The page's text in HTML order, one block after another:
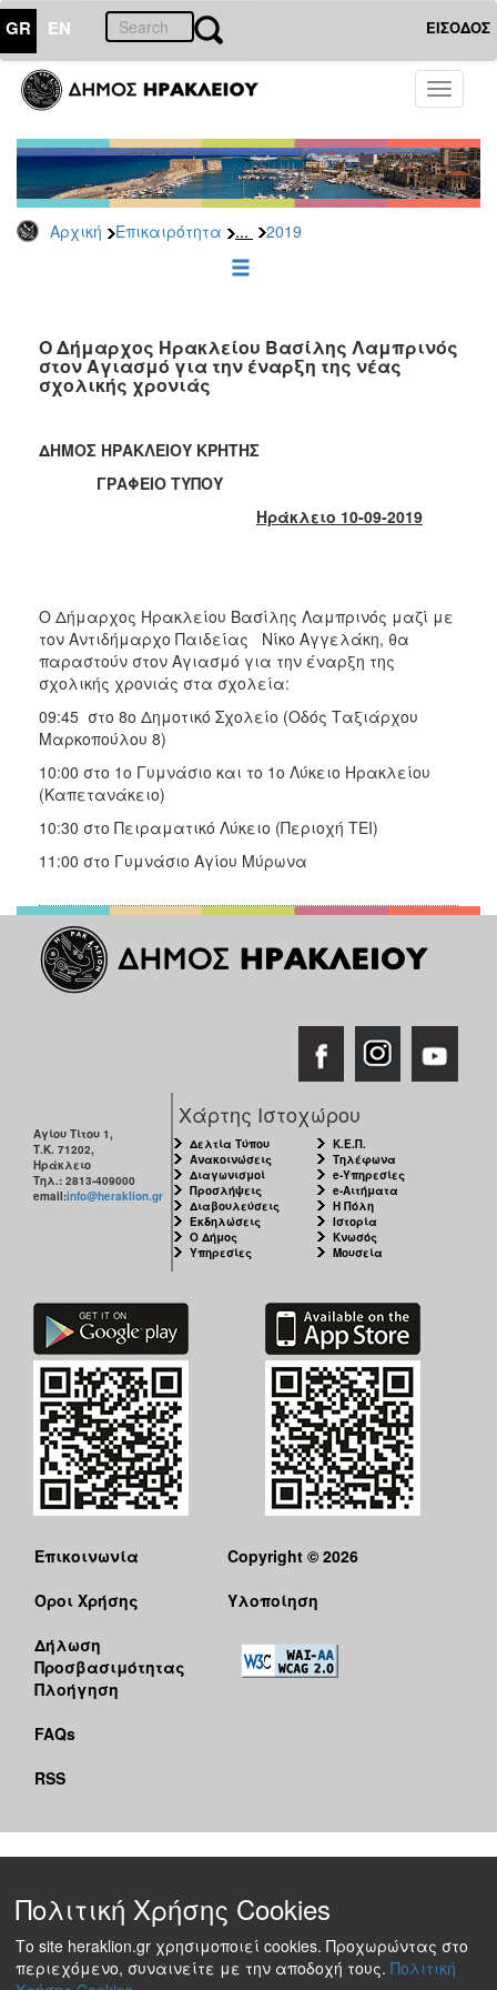
GR EN ΕΙΣΟΔΟΣ
Toggle
Αρχική Επικαιρότητα ... 2019
ΕΠΙΚΑΙΡΟΤΗΤΑ
Τύπου
Αρχείο
2026
2025
2022
2021
2019
2018
2013
2012
2011
2010
2006
ΔΗΜΟΤΗΣ
ΕΠΙΣΚΕΠΤΗΣ
ΗΡΑΚΛΕΙΟ
Ο Δήμαρχος Ηρακλείου Βασίλης Λαμπρινός
στον Αγιασμό για την έναρξη της νέας
σχολικής χρονιάς
ΔΗΜΟΣ ΗΡΑΚΛΕΙΟΥ ΚΡΗΤΗΣ
ΓΡΑΦΕΙΟ ΤΥΠΟΥ
Ηράκλειο 10-09-2019
O Δήμαρχος Ηρακλείου Βασίλης Λαμπρινός μαζί με
τον Αντιδήμαρχο Παιδείας Νίκο Αγγελάκη, θα
παραστούν στον Αγιασμό για την έναρξη της
σχολικής χρονιάς στα σχολεία:
09:45 στο 8ο Δημοτικό Σχολείο (Οδός Ταξιάρχου
Μαρκοπούλου 8)
10:00 στο 1ο Γυμνάσιο και το 1ο Λύκειο Ηρακλείου
(Καπετανάκειο)
10:30 στο Πειραματικό Λύκειο (Περιοχή ΤΕΙ)
11:00 στο Γυμνάσιο Αγίου Μύρωνα
Αγίου Τίτου 1,
Τ.Κ. 71202,
Ηράκλειο
Τηλ.: 2813-409000
email:info@heraklion.gr
Χάρτης Ιστοχώρου
Δελτία Τύπου
Ανακοινώσεις
Διαγωνισμοί
Προσλήψεις
Διαβουλεύσεις
Εκδηλώσεις
Ο Δήμος
Υπηρεσίες
Κ.Ε.Π.
Τηλέφωνα
e-Υπηρεσίες
e-Αιτήματα
Η Πόλη
Ιστορία
Κνωσός
Μουσεία
Επικοινωνία
Όροι Χρήσης
Δήλωση
Προσβασιμότητας
Πλοήγηση
FAQs
RSS
Copyright © 2026
Υλοποίηση
Πολιτική Χρήσης Cookies
Το site heraklion.gr χρησιμοποιεί cookies. Προχωρώντας στο
περιεχόμενο, συναινείτε με την αποδοχή τους. Πολιτική